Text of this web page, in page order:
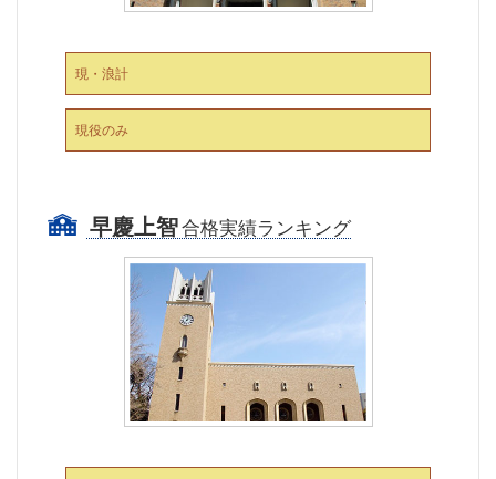
現・浪計
現役のみ
早慶上智合格実績ランキング